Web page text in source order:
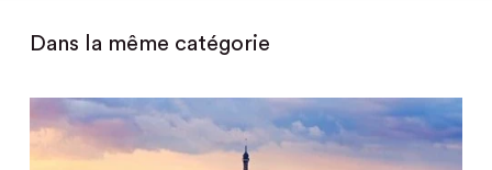
Dans la même catégorie